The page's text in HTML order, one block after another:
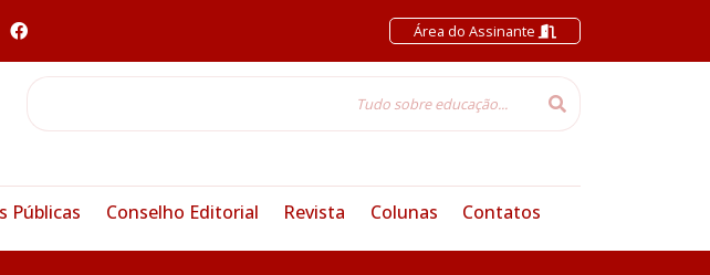
Área do Assinante
Públicas Conselho Editorial Revista Colunas Contatos